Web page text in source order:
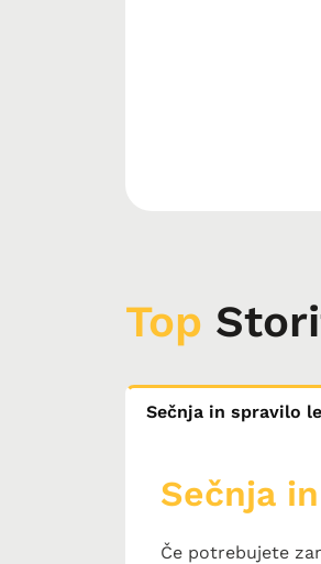
Top
Sečnja in spravilo
Sečnja
Če potrebujete